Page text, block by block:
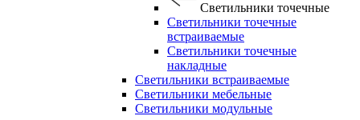
Светильники точечные
Светильники точечные
встраиваемые
Светильники точечные
накладные
Светильники встраиваемые
Светильники мебельные
Светильники модульные